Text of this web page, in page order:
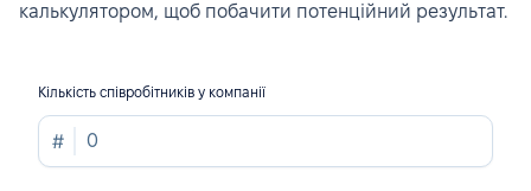
калькулятором, щоб побачити потенційний результат.
Кількість співробітників у компанії